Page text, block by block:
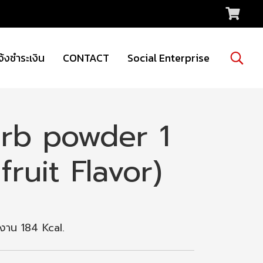
ชำระเงิน CONTACT Social Enterprise
powder 1
Flavor)
น 184 Kcal.